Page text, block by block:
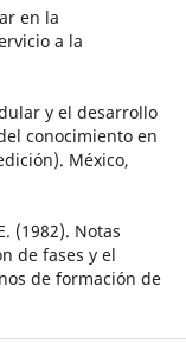
en la
a la
y el desarrollo
conocimiento en
México,
(1982). Notas
de fases y el
de formación de